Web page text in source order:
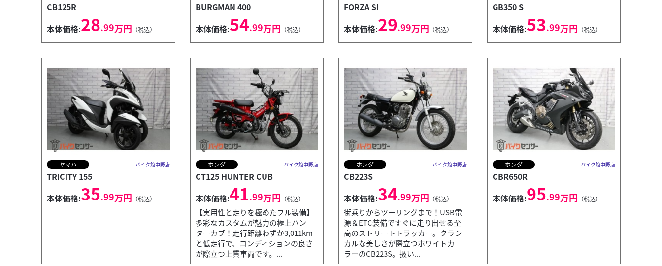
CB125R
本体価格:28.99万円 （税込）
BURGMAN 400
本体価格:54.99万円 （税込）
FORZA SI
本体価格:29.99万円 （税込）
GB350 S
本体価格:53.99万円 （税込）
ヤマハ バイク館中野店
TRICITY 155
本体価格:35.99万円 （税込）
ホンダ バイク館中野店
CT125 HUNTER CUB
本体価格:41.99万円 （税込）
【実用性と走りを極めたフル装備】
多彩なカスタムが魅力の極上ハン
ターカブ！走行距離わずか3,011km
と低走行で、コンディションの良さ
が際立つ上質車両です。...
ホンダ バイク館中野店
CB223S
本体価格:34.99万円 （税込）
街乗りからツーリングまで！USB電
源＆ETC装備ですぐに走り出せる至
高のストリートトラッカー。クラシ
カルな美しさが際立つホワイトカ
ラーのCB223S。扱い...
ホンダ バイク館中野店
CBR650R
本体価格:95.99万円 （税込）